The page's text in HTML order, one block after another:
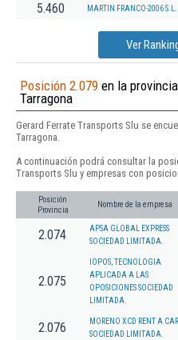
5.460 MARTIN FRANCO-2006 S.L.
Ver
Posición 2.079 en la
Tarragona
Gerard Ferrate Transports Slu se
Tarragona.
A continuación podrá consultar la
Transports Slu y empresas con
Posición
Provincia
Nombre de la empresa
2.074
APSA GLOBAL EXPRESS
SOCIEDAD LIMITADA.
2.075
IOPOS, TECNOLOGIA
APLICADA A LAS
OPOSICIONES SOCIEDAD
LIMITADA.
2.076
MORENO XCD RENT A CAR
SOCIEDAD LIMITADA.